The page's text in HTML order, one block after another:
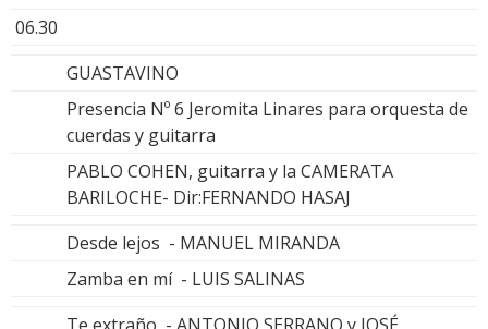
06.30
GUASTAVINO
Presencia Nº 6 Jeromita Linares para orquesta de
cuerdas y guitarra
PABLO COHEN, guitarra y la CAMERATA
BARILOCHE- Dir:FERNANDO HASAJ
Desde lejos - MANUEL MIRANDA
Zamba en mí - LUIS SALINAS